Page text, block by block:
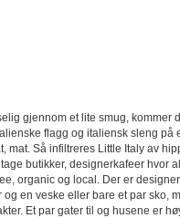
gjennom et lite smug, kommer
flagg og italiensk sleng på
mat. Så infiltreres Little Italy av
butikker, designerkafeer hvor
organic og local. Der er
og en veske eller bare et par sko,
Et par gater til og husene er